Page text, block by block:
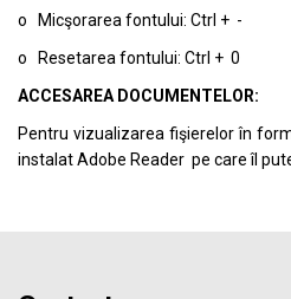
o Micşorarea fontului: Ctrl + -
o Resetarea fontului: Ctrl + 0
ACCESAREA DOCUMENTELOR:
Pentru vizualizarea fişierelor în
instalat Adobe Reader pe care îl